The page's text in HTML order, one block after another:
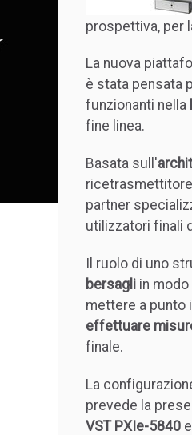
prospettiva, per
La nuova
è stata pensata
funzionanti nella
fine linea.
Basata sull'
partner
utilizzatori finali
Il ruolo di uno
bersagli in
mettere a punto
effettuare
finale.
La
prevede la
VST PXIe-5840